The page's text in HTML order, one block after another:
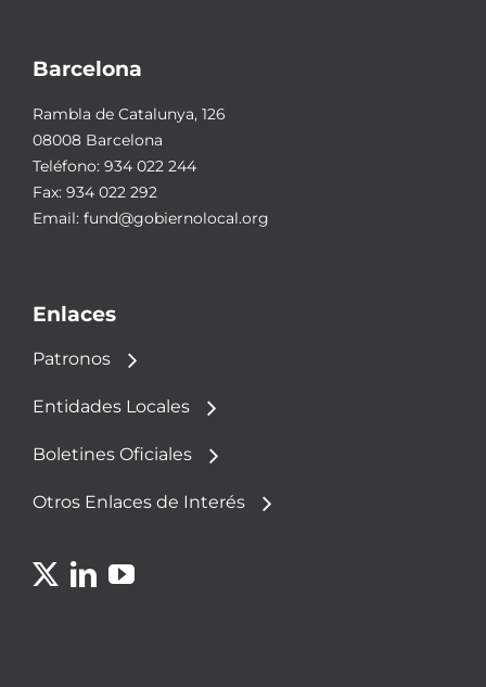
Barcelona
Rambla de Catalunya, 126
08008 Barcelona
Teléfono: 934 022 244
Fax: 934 022 292
Email: fund@gobiernolocal.org
Enlaces
Patronos
Entidades Locales
Boletines Oficiales
Otros Enlaces de Interés